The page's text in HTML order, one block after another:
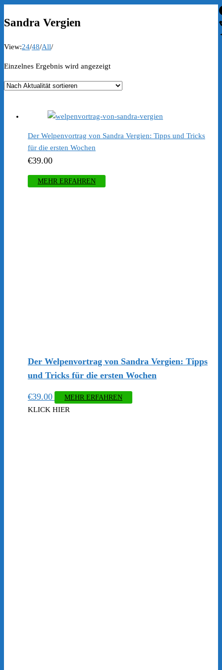
Sandra Vergien
View:24/48/All/
Einzelnes Ergebnis wird angezeigt
Der Welpenvortrag von Sandra Vergien: Tipps und Tricks
für die ersten Wochen
€39.00
MEHR ERFAHREN
Der Welpenvortrag von Sandra Vergien: Tipps
und Tricks für die ersten Wochen
€39.00 MEHR ERFAHREN
KLICK HIER